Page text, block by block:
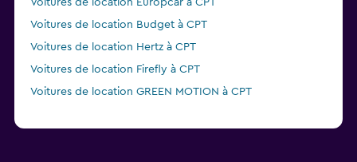
Voitures de location Europcar à CPT
Voitures de location Budget à CPT
Voitures de location Hertz à CPT
Voitures de location Firefly à CPT
Voitures de location GREEN MOTION à CPT